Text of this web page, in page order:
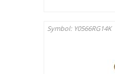
Symbol: Y0566RG14K